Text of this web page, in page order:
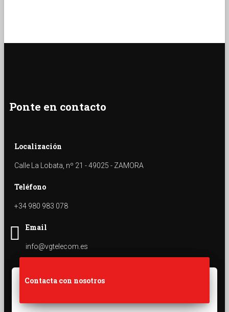
Ponte en contacto
Localización
Calle La Lobata, nº 21 - 49025 - ZAMORA
Teléfono
+34 980 983 078
Email
info@vgtelecom.es
Contacta con nosotros